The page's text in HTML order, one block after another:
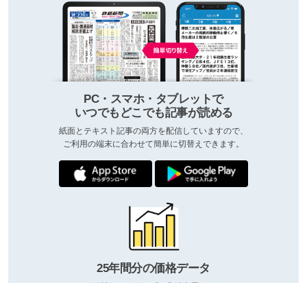
PC・スマホ・タブレットで
いつでもどこでも記事が読める
紙面とテキスト記事の両方を配信していますので、
ご利用の端末に合わせて簡単に切替えできます。
25年間分の価格データ